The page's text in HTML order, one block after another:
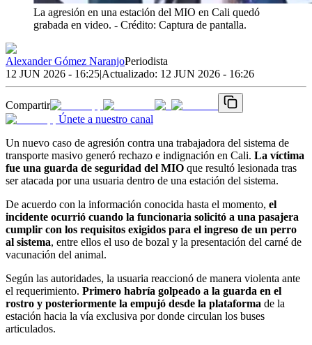
La agresión en una estación del MIO en Cali quedó
grabada en video. - Crédito: Captura de pantalla.
Alexander Gómez NaranjoPeriodista
12 JUN 2026 - 16:25|Actualizado: 12 JUN 2026 - 16:26
Compartir
Únete a nuestro canal
Un nuevo caso de agresión contra una trabajadora del sistema de
transporte masivo generó rechazo e indignación en Cali. La víctima
fue una guarda de seguridad del MIO que resultó lesionada tras
ser atacada por una usuaria dentro de una estación del sistema.
De acuerdo con la información conocida hasta el momento, el
incidente ocurrió cuando la funcionaria solicitó a una pasajera
cumplir con los requisitos exigidos para el ingreso de un perro
al sistema, entre ellos el uso de bozal y la presentación del carné de
vacunación del animal.
Según las autoridades, la usuaria reaccionó de manera violenta ante
el requerimiento. Primero habría golpeado a la guarda en el
rostro y posteriormente la empujó desde la plataforma de la
estación hacia la vía exclusiva por donde circulan los buses
articulados.